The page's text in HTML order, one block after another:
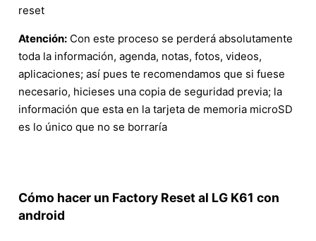
reset
Atención: Con este proceso se perderá absolutamente
toda la información, agenda, notas, fotos, videos,
aplicaciones; así pues te recomendamos que si fuese
necesario, hicieses una copia de seguridad previa; la
información que esta en la tarjeta de memoria microSD
es lo único que no se borraría
Cómo hacer un Factory Reset al LG K61 con
android